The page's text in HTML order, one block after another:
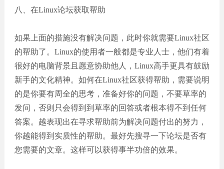
八、在Linux论坛获取帮助
如果上面的措施没有解决问题，此时你就需要Linux社区
的帮助了。Linux的使用者一般都是专业人士，他们有着
很好的电脑背景且愿意协助他人，Linux高手更具有鼓励
新手的文化精神。如何在Linux社区获得帮助，需要说明
的是你要有周全的思考，准备好你的问题，不要草率的
发问，否则只会得到到草率的回答或者根本得不到任何
答案。越表现出在寻求帮助前为解决问题付出的努力，
你越能得到实质性的帮助。最好先搜寻一下论坛是否有
您需要的文章。这样可以获得事半功倍的效果。